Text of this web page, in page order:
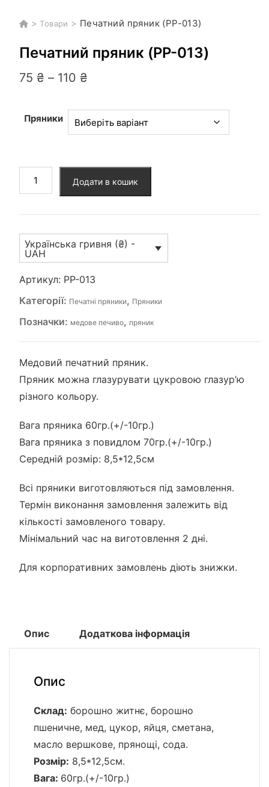
> Товари > Печатний пряник (PP-013)
Печатний пряник (PP-013)
75 ₴ – 110 ₴Діапазон
75 ₴
до
110 ₴
Пряники
пряник
013)
кількість
Додати в кошик
Українська гривня (₴) -
UAH
Артикул: PP-013
Категорії: Печатні пряники, Пряники
Позначки: медове печиво, пряник
Медовий печатний пряник.
Пряник можна глазурувати цукровою глазур’ю
різного кольору.
Вага пряника 60гр.(+/-10гр.)
Вага пряника з повидлом 70гр.(+/-10гр.)
Середній розмір: 8,5*12,5см
Всі пряники виготовляються під замовлення.
Термін виконання замовлення залежить від
кількості замовленого товару.
Мінімальний час на виготовлення 2 дні.
Для корпоративних замовлень діють знижки.
Опис Додаткова інформація
Опис
Склад: борошно житнє, борошно
пшеничне, мед, цукор, яйця, сметана,
масло вершкове, прянощі, сода.
Розмір: 8,5*12,5см.
Вага: 60гр.(+/-10гр.)